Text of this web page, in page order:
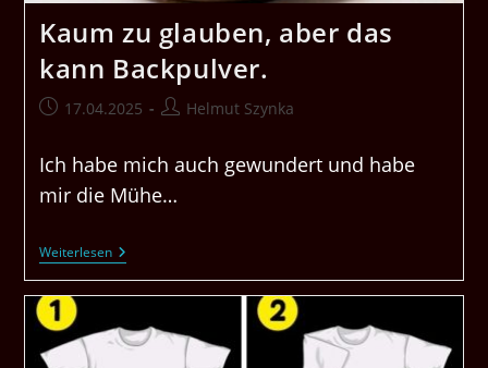
Kaum zu glauben, aber das
kann Backpulver.
Beitrag17.04.2025
Beitrags-
Helmut Szynka
Ich habe mich auch gewundert und habe
mir die Mühe…
WeiterlesenKaum
Zu
Glauben,
Kann
Backpulver.